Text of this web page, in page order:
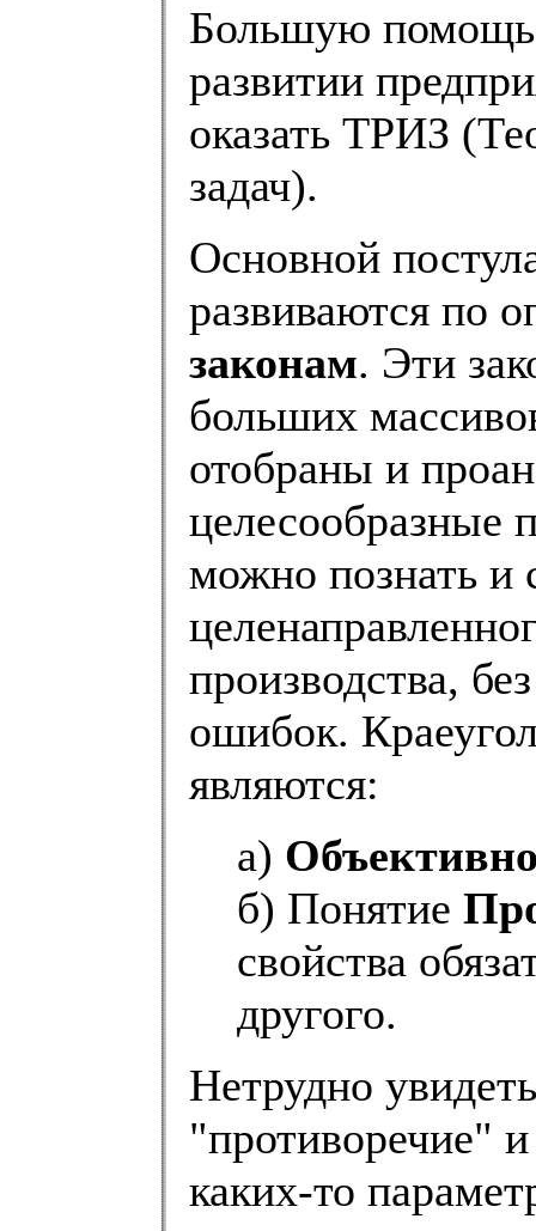
Большую помощь
развитии
оказать ТРИЗ
задач).
Основной
развиваются по
законам. Эти
больших
отобраны и
целесообразные
можно познать и
производства,
ошибок.
являются:
а)
б) Понятие
свойства
другого.
Нетрудно
"противоречие"
каких-то